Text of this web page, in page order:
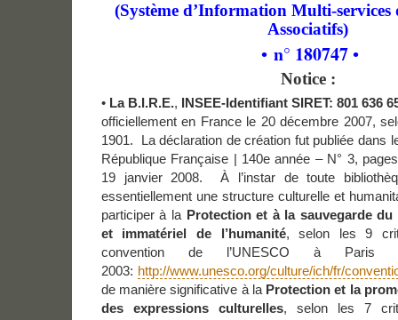
(Système d’Information Multi-services
Associatifs)
• n° 180747 •
Notice :
• La B.I.R.E., INSEE-Identifiant SIRET:801 636
officiellement en France le 20 décembre 2007,
1901. La déclaration de création fut publiée dans
République Française | 140e année – N° 3,
19 janvier 2008. À l’instar de toute
essentiellement une structure culturelle et
participer à la Protection et à la sauvegarde
et immatériel de l’humanité, selon les 9
convention de l’UNESCO à
2003: http://www.unesco.org/culture/ich/fr/
de manière significative à la Protection et la
des expressions culturelles, selon les 7